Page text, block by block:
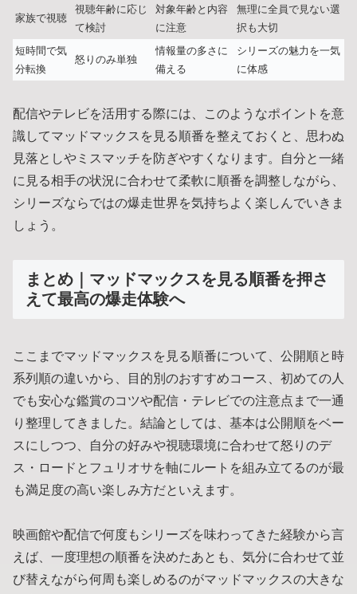
家族で視聴
視聴年齢に応じ
て検討
対象年齢と内容
に注意
無理に全員で見ない選
択も大切
短時間で気
分転換
怒りのみ単独
情報量の多さに
備える
シリーズの魅力を一気
に体感
配信やテレビを活用する際には、このようなポイントを意
識してマッドマックスを見る順番を整えておくと、思わぬ
見落としやミスマッチを防ぎやすくなります。自分と一緒
に見る相手の状況に合わせて柔軟に順番を調整しながら、
シリーズならではの爆走世界を気持ちよく楽しんでいきま
しょう。
まとめ｜マッドマックスを見る順番を押さ
えて最高の爆走体験へ
ここまでマッドマックスを見る順番について、公開順と時
系列順の違いから、目的別のおすすめコース、初めての人
でも安心な鑑賞のコツや配信・テレビでの注意点まで一通
り整理してきました。結論としては、基本は公開順をベー
スにしつつ、自分の好みや視聴環境に合わせて怒りのデ
ス・ロードとフュリオサを軸にルートを組み立てるのが最
も満足度の高い楽しみ方だといえます。
映画館や配信で何度もシリーズを味わってきた経験から言
えば、一度理想の順番を決めたあとも、気分に合わせて並
び替えながら何周も楽しめるのがマッドマックスの大きな